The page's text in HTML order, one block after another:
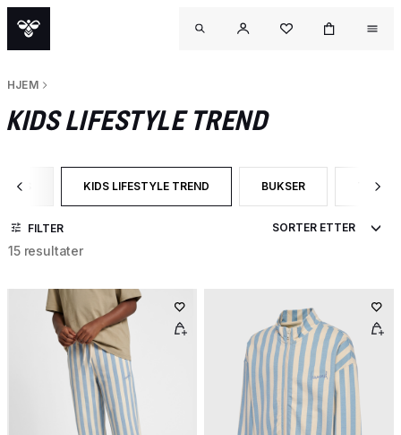
HJEM
KIDS LIFESTYLE TREND
CATEGORY: CAMPAIGN PAGES
KIDS LIFESTYLE TREND
VALGT FILTRERT ETTER CATEGORY: KIDS LIFESTYLE
BUKSER
FILTRER ETTER T-
FILTER
15 resultater